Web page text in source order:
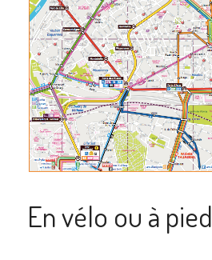
En vélo ou à pied